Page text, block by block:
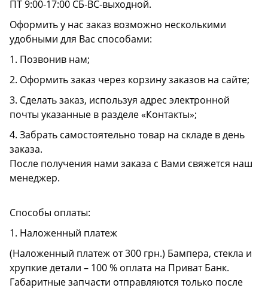
ПТ 9:00-17:00 СБ-ВС-выходной.
Оформить у нас заказ возможно несколькими
удобными для Вас способами:
1. Позвонив нам;
2. Оформить заказ через корзину заказов на сайте;
3. Сделать заказ, используя адрес электронной
почты указанные в разделе «Контакты»;
4. Забрать самостоятельно товар на складе в день
заказа.
После получения нами заказа с Вами свяжется наш
менеджер.
Способы оплаты:
1. Наложенный платеж
(Наложенный платеж от 300 грн.) Бампера, стекла и
хрупкие детали – 100 % оплата на Приват Банк.
Габаритные запчасти отправляются только после